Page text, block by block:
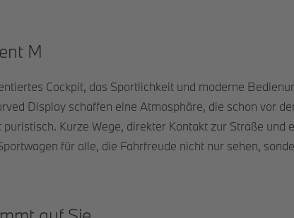
M
Cockpit, das Sportlichkeit und moderne
Display schaffen eine Atmosphäre, die schon vor
Kurze Wege, direkter Kontakt zur Straße
für alle, die Fahrfreude nicht nur sehen,